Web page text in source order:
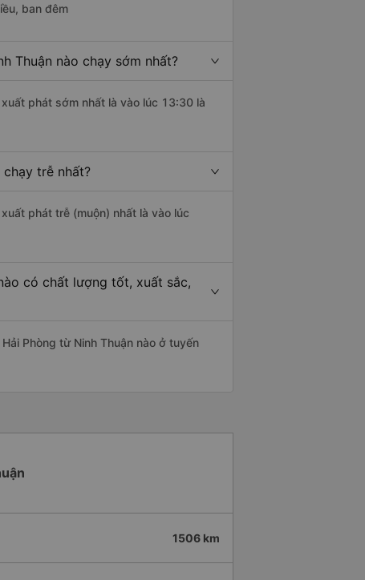
ban đêm
Thuận nào chạy sớm nhất?
phát sớm nhất là vào lúc 13:30 là
trễ nhất?
phát trễ (muộn) nhất là vào lúc
có chất lượng tốt, xuất sắc,
Phòng từ Ninh Thuận nào ở tuyến
1506 km